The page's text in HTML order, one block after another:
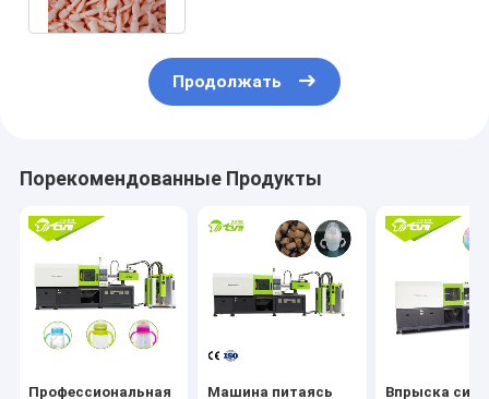
Продолжать
Порекомендованные Продукты
Профессиональная Машина питаясь Впрыска